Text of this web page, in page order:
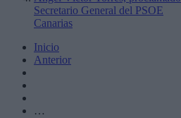
Secretario General del PSOE
Canarias
Inicio
Anterior
…